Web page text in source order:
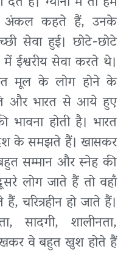
अंकल कहते हैं, उनके
सेवा हुई। छोटे-छोटे
ईश्वरीय सेवा करते थे।
मूल के लोग होने के
और भारत से आये हुए
होती है। भारत
के समझते हैं। खासकर
बहुत सम्मान और स्नेह की
लोग जाते हैं तो वहाँ
हो जाते हैं।
सादगी, शालीनता,
वे बहुत खुश होते हैं